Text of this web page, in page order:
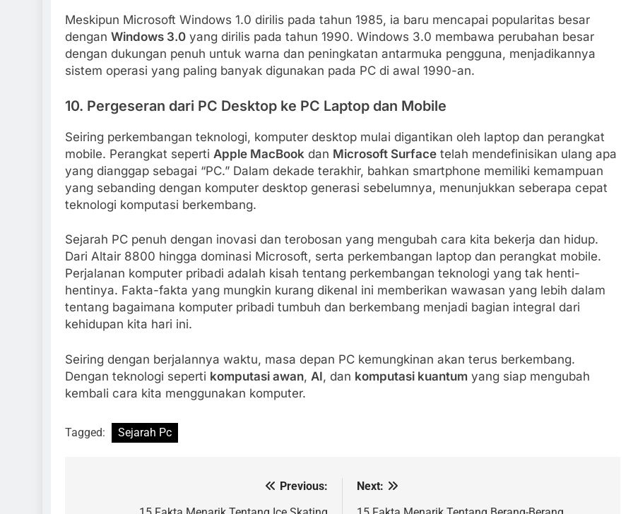
Meskipun Microsoft Windows 1.0 dirilis pada tahun 1985, ia baru mencapai popularitas besar
dengan Windows 3.0 yang dirilis pada tahun 1990. Windows 3.0 membawa perubahan besar
dengan dukungan penuh untuk warna dan peningkatan antarmuka pengguna, menjadikannya
sistem operasi yang paling banyak digunakan pada PC di awal 1990-an.
10. Pergeseran dari PC Desktop ke PC Laptop dan Mobile
Seiring perkembangan teknologi, komputer desktop mulai digantikan oleh laptop dan perangkat
mobile. Perangkat seperti Apple MacBook dan Microsoft Surface telah mendefinisikan ulang apa
yang dianggap sebagai “PC.” Dalam dekade terakhir, bahkan smartphone memiliki kemampuan
yang sebanding dengan komputer desktop generasi sebelumnya, menunjukkan seberapa cepat
teknologi komputasi berkembang.
Sejarah PC penuh dengan inovasi dan terobosan yang mengubah cara kita bekerja dan hidup.
Dari Altair 8800 hingga dominasi Microsoft, serta perkembangan laptop dan perangkat mobile.
Perjalanan komputer pribadi adalah kisah tentang perkembangan teknologi yang tak henti-
hentinya. Fakta-fakta yang mungkin kurang dikenal ini memberikan wawasan yang lebih dalam
tentang bagaimana komputer pribadi tumbuh dan berkembang menjadi bagian integral dari
kehidupan kita hari ini.
Seiring dengan berjalannya waktu, masa depan PC kemungkinan akan terus berkembang.
Dengan teknologi seperti komputasi awan, AI, dan komputasi kuantum yang siap mengubah
kembali cara kita menggunakan komputer.
Tagged: Sejarah Pc
Previous:
Next: